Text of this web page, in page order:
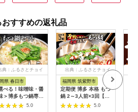
すすめの返礼品
典：ふるさとチョイ
県 春日市
べる！味噌味・醤
＞博多もつ鍋専門
もつ鍋田しゅう」
つ鍋セット(4～5
5.0
出典：ふるさとチョイ
福岡県 筑紫野市
定期便 博多 本格 もつ
鍋 2～3人前×3回【老
舗人気店】 モツ鍋 も
つなべ / 博多もつ鍋
5.0